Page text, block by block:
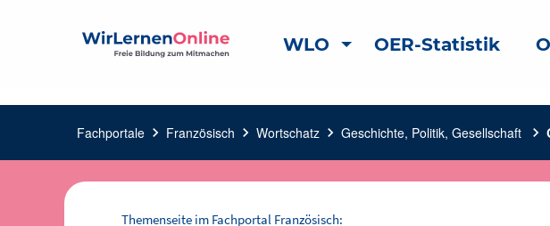
WLO OER-Statistik
Fachportale chevron_right Französisch chevron_right Wortschatz chevron_right Geschichte, Politik, Gesellschaft chevron_right
Themenseite im Fachportal Französisch: